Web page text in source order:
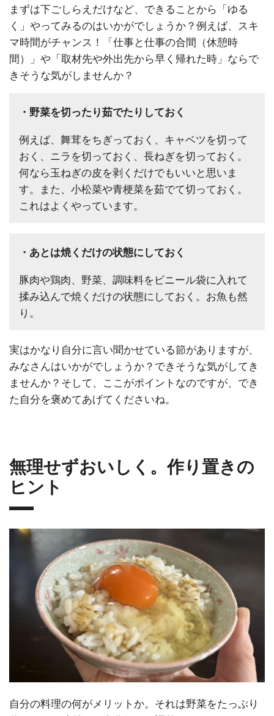
まずは下ごしらえだけなど、できることから「ゆる
く」やってみるのはいかがでしょうか？例えば、スキ
マ時間がチャンス！「仕事と仕事の合間（休憩時
間）」や「取材先や外出先から早く帰れた時」ならで
きそうな気がしませんか？
・野菜を切ったり茹でたりしておく
例えば、舞茸をちぎっておく、キャベツを切って
おく、ニラを切っておく、長ねぎを切っておく。
何なら玉ねぎの皮を剥くだけでもいいと思いま
す。また、小松菜や青梗菜を茹でて切っておく。
これはよくやっています。
・あとは焼くだけの状態にしておく
豚肉や鶏肉、野菜、調味料をビニール袋に入れて
揉み込んで焼くだけの状態にしておく。お魚も然
り。
実はかなり自分に言い聞かせている節がありますが、
みなさんはいかがでしょうか？できそうな気がしてき
ませんか？そして、ここがポイントなのですが、でき
た自分を褒めてあげてくださいね。
無理せずおいしく。作り置きの
ヒント
自分の料理の何がメリットか。それは野菜をたっぷり